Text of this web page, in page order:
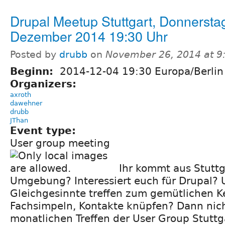
Drupal Meetup Stuttgart,
Dezember 2014 19:30 Uhr
Posted by drubb on November 26, 2014 at
Beginn:
2014-12-04 19:30 Europa/Berlin
Organizers:
axroth
dawehner
drubb
JThan
Event type:
User group meeting
Ihr kommt aus
Umgebung? Interessiert euch für Drupal?
Gleichgesinnte treffen zum gemütlichen
Fachsimpeln, Kontakte knüpfen? Dann
monatlichen Treffen der User Group